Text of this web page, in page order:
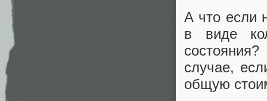
А что если
в виде
случае,
общую